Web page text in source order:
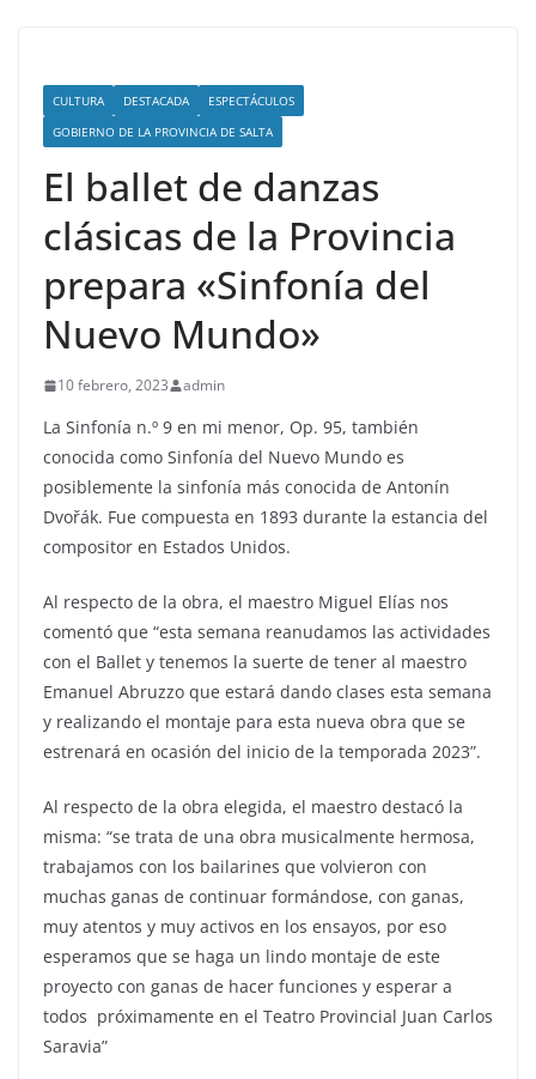
CULTURA DESTACADA
ESPECTÁCULOS
GOBIERNO DE LA PROVINCIA DE SALTA
El ballet de danzas
clásicas de la Provincia
prepara «Sinfonía del
Nuevo Mundo»
10 febrero, 2023 admin
La Sinfonía n.º 9 en mi menor, Op. 95, también
conocida como Sinfonía del Nuevo Mundo es
posiblemente la sinfonía más conocida de Antonín
Dvořák. Fue compuesta en 1893 durante la estancia del
compositor en Estados Unidos.
Al respecto de la obra, el maestro Miguel Elías nos
comentó que “esta semana reanudamos las actividades
con el Ballet y tenemos la suerte de tener al maestro
Emanuel Abruzzo que estará dando clases esta semana
y realizando el montaje para esta nueva obra que se
estrenará en ocasión del inicio de la temporada 2023”.
Al respecto de la obra elegida, el maestro destacó la
misma: “se trata de una obra musicalmente hermosa,
trabajamos con los bailarines que volvieron con
muchas ganas de continuar formándose, con ganas,
muy atentos y muy activos en los ensayos, por eso
esperamos que se haga un lindo montaje de este
proyecto con ganas de hacer funciones y esperar a
todos próximamente en el Teatro Provincial Juan Carlos
Saravia”